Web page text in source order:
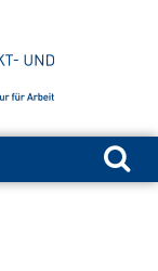
Suchen nach: